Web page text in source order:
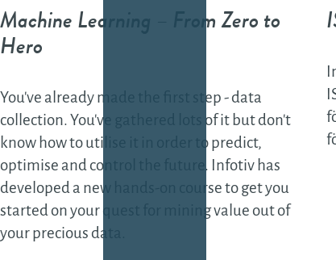
Machine Learning – From Zero to
Hero
You've already made the first step - data
collection. You've gathered lots of it but don't
know how to utilise it in order to predict,
optimise and control the future. Infotiv has
developed a new hands-on course to get you
started on your quest for mining value out of
your precious data.